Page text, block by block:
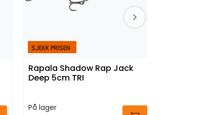
SJEKK PRISEN
Rapala Shadow Rap Jack
Deep 5cm TRI
På lager